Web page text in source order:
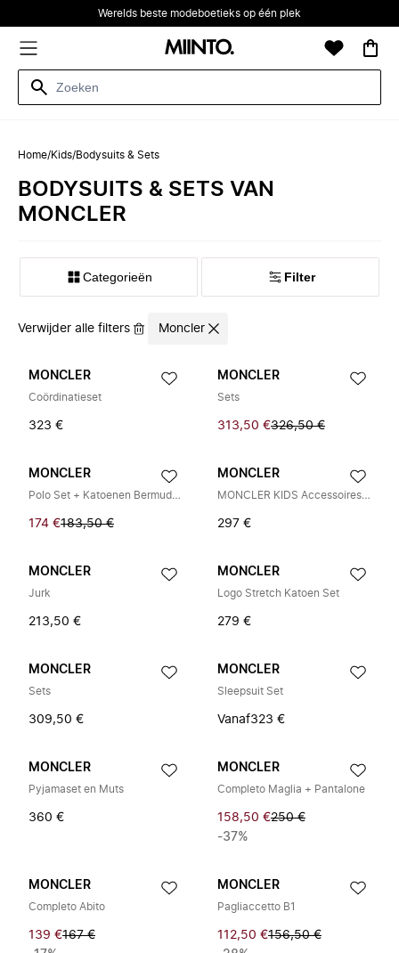
Werelds beste modeboetieks op één plek
Home/Kids/Bodysuits & Sets
BODYSUITS & SETS VAN
MONCLER
Categorieën Filter
Verwijder alle filters Moncler
MONCLER
Coördinatieset
323 €
MONCLER
Sets
313,50 €326,50 €
MONCLER
Polo Set + Katoenen Bermuda Shorts
174 €183,50 €
MONCLER
MONCLER KIDS Accessoires Wit
297 €
MONCLER
Jurk
213,50 €
MONCLER
Logo Stretch Katoen Set
279 €
MONCLER
Sets
309,50 €
MONCLER
Sleepsuit Set
Vanaf323 €
MONCLER
Pyjamaset en Muts
360 €
MONCLER
Completo Maglia + Pantalone
158,50 €250 €
-37%
MONCLER
Completo Abito
139 €167 €
MONCLER
Pagliaccetto B1
112,50 €156,50 €